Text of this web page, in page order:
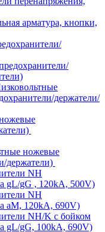
арматура, кнопки,
держатели/
ножевые
держатели)
NH
gL/gG , 120kA, 500V)
NH
aM, 120kA, 690V)
NH/K с бойком
gL/gG, 100kA, 690V)